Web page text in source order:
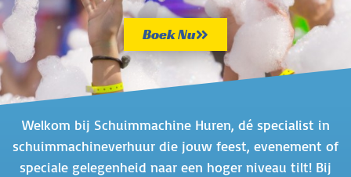
Boek Nu
Welkom bij Schuimmachine Huren, dé specialist in
schuimmachineverhuur die jouw feest, evenement of
speciale gelegenheid naar een hoger niveau tilt! Bij